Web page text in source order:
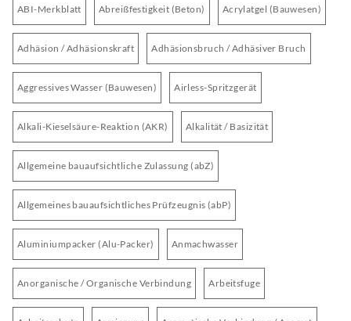
ABI-Merkblatt Abreißfestigkeit (Beton) Acrylatgel (Bauwesen)
Adhäsion / Adhäsionskraft Adhäsionsbruch / Adhäsiver Bruch
Aggressives Wasser (Bauwesen) Airless-Spritzgerät
Alkali-Kieselsäure-Reaktion (AKR) Alkalität / Basizität
Allgemeine bauaufsichtliche Zulassung (abZ)
Allgemeines bauaufsichtliches Prüfzeugnis (abP)
Aluminiumpacker (Alu-Packer) Anmachwasser
Anorganische / Organische Verbindung Arbeitsfuge